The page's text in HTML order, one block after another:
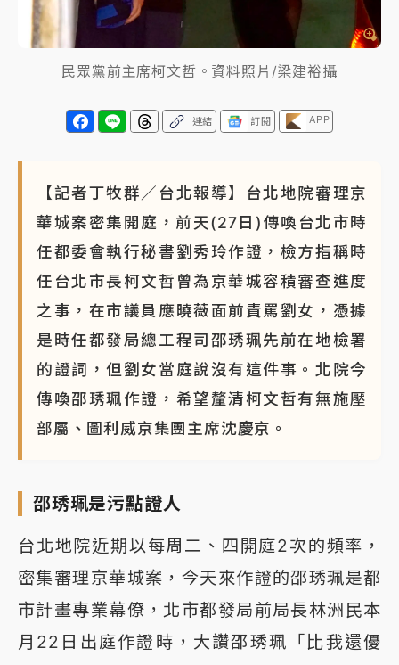
民眾黨前主席柯文哲。資料照片/梁建裕攝
連結 訂閱 APP
【記者丁牧群／台北報導】台北地院審理京
華城案密集開庭，前天(27日)傳喚台北市時
任都委會執行秘書劉秀玲作證，檢方指稱時
任台北市長柯文哲曾為京華城容積審查進度
之事，在市議員應曉薇面前責罵劉女，憑據
是時任都發局總工程司邵琇珮先前在地檢署
的證詞，但劉女當庭說沒有這件事。北院今
傳喚邵琇珮作證，希望釐清柯文哲有無施壓
部屬、圖利威京集團主席沈慶京。
邵琇珮是污點證人
台北地院近期以每周二、四開庭2次的頻率，
密集審理京華城案，今天來作證的邵琇珮是都
市計畫專業幕僚，北市都發局前局長林洲民本
月22日出庭作證時，大讚邵琇珮「比我還優